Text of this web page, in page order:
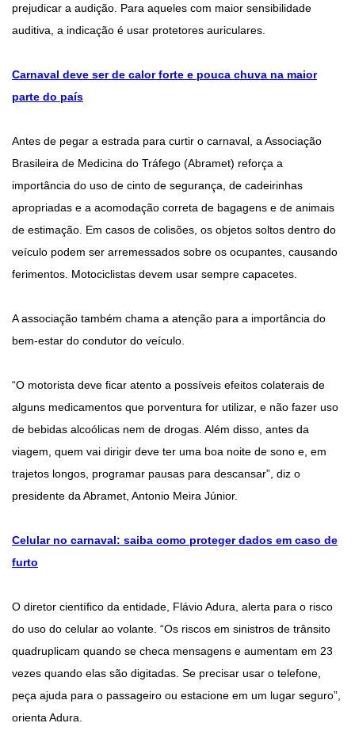
prejudicar a audição. Para aqueles com maior sensibilidade
auditiva, a indicação é usar protetores auriculares.
Carnaval deve ser de calor forte e pouca chuva na maior
parte do país
Antes de pegar a estrada para curtir o carnaval, a Associação
Brasileira de Medicina do Tráfego (Abramet) reforça a
importância do uso de cinto de segurança, de cadeirinhas
apropriadas e a acomodação correta de bagagens e de animais
de estimação. Em casos de colisões, os objetos soltos dentro do
veículo podem ser arremessados sobre os ocupantes, causando
ferimentos. Motociclistas devem usar sempre capacetes.
A associação também chama a atenção para a importância do
bem-estar do condutor do veículo.
“O motorista deve ficar atento a possíveis efeitos colaterais de
alguns medicamentos que porventura for utilizar, e não fazer uso
de bebidas alcoólicas nem de drogas. Além disso, antes da
viagem, quem vai dirigir deve ter uma boa noite de sono e, em
trajetos longos, programar pausas para descansar”, diz o
presidente da Abramet, Antonio Meira Júnior.
Celular no carnaval: saiba como proteger dados em caso de
furto
O diretor científico da entidade, Flávio Adura, alerta para o risco
do uso do celular ao volante. “Os riscos em sinistros de trânsito
quadruplicam quando se checa mensagens e aumentam em 23
vezes quando elas são digitadas. Se precisar usar o telefone,
peça ajuda para o passageiro ou estacione em um lugar seguro”,
orienta Adura.